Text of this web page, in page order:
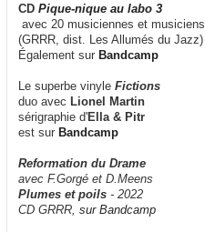
CD Pique-nique au labo 3
avec 20 musiciennes et musiciens
(GRRR, dist. Les Allumés du Jazz)
Également sur Bandcamp
Le superbe vinyle Fictions
duo avec Lionel Martin
sérigraphie d'Ella & Pitr
est sur Bandcamp
Reformation du Drame
avec F.Gorgé et D.Meens
Plumes et poils - 2022
CD GRRR, sur Bandcamp